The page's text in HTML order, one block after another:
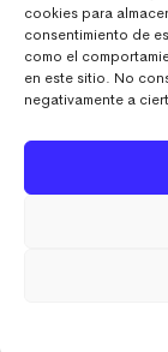
cookies para
consentimiento de
como el
en este sitio. No
negativamente a
637 671